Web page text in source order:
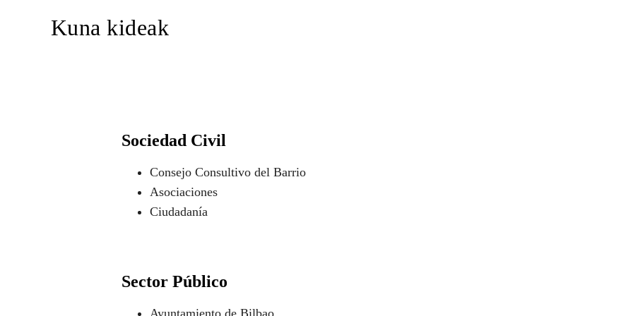
Kuna kideak
Sociedad Civil
Consejo Consultivo del Barrio
Asociaciones
Ciudadanía
Sector Público
Ayuntamiento de Bilbao